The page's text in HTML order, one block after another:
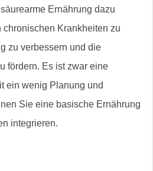
Ernährung dazu
Krankheiten zu
zu verbessern und die
fördern. Es ist zwar eine
ein wenig Planung und
Sie eine basische Ernährung
integrieren.